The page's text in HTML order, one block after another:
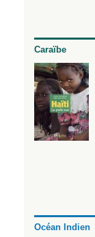
Caraïbe
Océan Indien